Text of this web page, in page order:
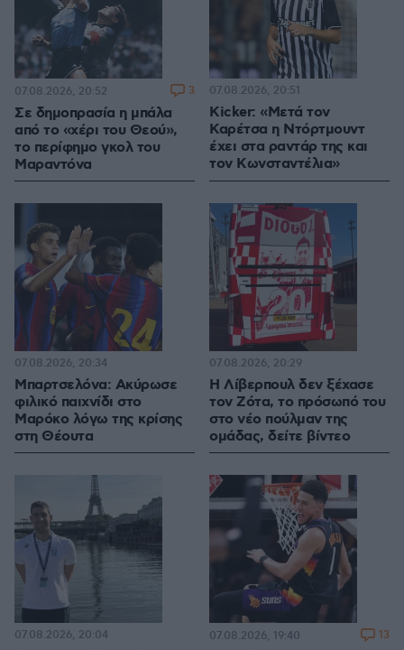
Σε δημοπρασία η μπάλα
από το «χέρι του Θεού»,
το περίφημο γκολ του
Μαραντόνα
07.08.2026, 20:52 3
Kicker: «Μετά τον
Καρέτσα η Ντόρτμουντ
έχει στα ραντάρ της και
τον Κωνσταντέλια»
07.08.2026, 20:51
Μπαρτσελόνα: Ακύρωσε
φιλικό παιχνίδι στο
Μαρόκο λόγω της κρίσης
στη Θέουτα
07.08.2026, 20:34
Η Λίβερπουλ δεν ξέχασε
τον Ζότα, το πρόσωπό του
στο νέο πούλμαν της
ομάδας, δείτε βίντεο
07.08.2026, 20:29
07.08.2026, 20:04 07.08.2026, 19:40 13